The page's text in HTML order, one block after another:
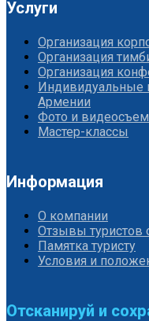
Услуги
Организация
Организация
Организация
Индивидуальные
Армении
Фото и
Мастер-классы
Информация
О компании
Отзывы туристов
Памятка туристу
Условия и
Отсканируй и